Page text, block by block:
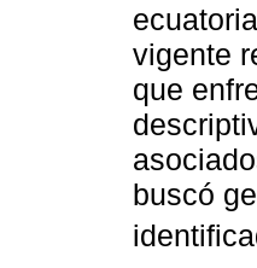
vigente
que
buscó